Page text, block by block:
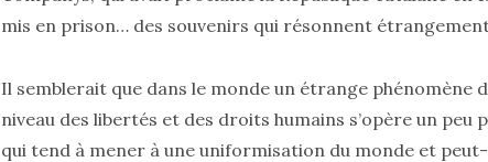
mis en prison… des souvenirs qui résonnent
Il semblerait que dans le monde un étrange phénomène
niveau des libertés et des droits humains s’opère un
qui tend à mener à une uniformisation du monde et